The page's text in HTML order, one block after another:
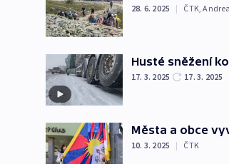
28. 6. 2025 | ČTK,
Husté sněžení
17. 3. 2025 17. 3. 2025
Města a obce
10. 3. 2025 | ČTK